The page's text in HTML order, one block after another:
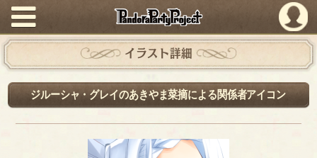
PandoraPartyProject
イラスト詳細
ジルーシャ・グレイのあきやま菜摘による関係者アイコン